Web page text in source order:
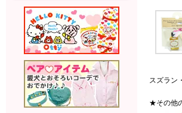
スズラン
★その他